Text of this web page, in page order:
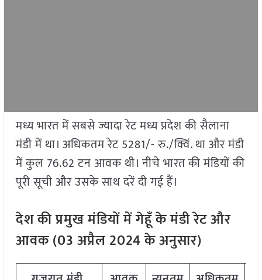
मध्य भारत में सबसे ज्यादा रेट मध्य प्रदेश की सैलाना
मंडी में था। अधिकतम रेट 5281/- रु./क्विं. था और मंडी
में कुल 76.62 टन आवक थी। नीचे भारत की मंडियों की
पूरी सूची और उसके साथ दरें दी गई हैं।
देश की प्रमुख मंडियों में गेहूँ के मंडी रेट और
आवक (03 अप्रैल 2024 के अनुसार)